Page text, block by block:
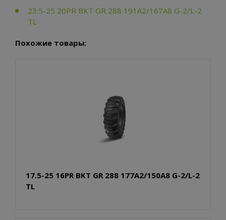
23.5-25 20PR BKT GR 288 191A2/167A8 G-2/L-2
TL
Похожие товары:
17.5-25 16PR BKT GR 288 177A2/150A8 G-2/L-2
TL